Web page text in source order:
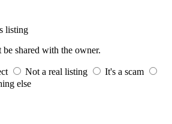
listing
shared with the owner.
Not a real listing
It's a scam
else